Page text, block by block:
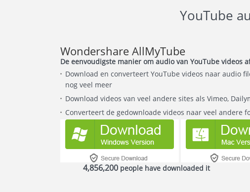
YouTube
Wondershare AllMyTube
De eenvoudigste manier om audio van YouTube videos
Download en converteert YouTube videos naar audio
nog veel meer
Download videos van veel andere sites als Vimeo,
Converteert de gedownloade videos naar veel andere
4,856,201people have downloaded it